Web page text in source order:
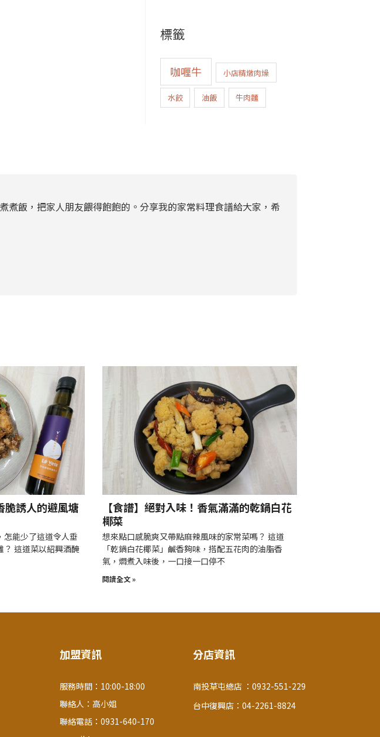
標籤
咖喱牛 小店精燉肉燥
水餃 油飯 牛肉麵
煮飯，把家人朋友餵得飽飽的。分享我的家常料理食譜給大家，希
脆誘人的避風塘
怎能少了這道令人垂
這道菜以紹興酒醃
【食譜】絕對入味！香氣滿滿的乾鍋白花
椰菜
想來點口感脆爽又帶點麻辣風味的家常菜嗎？ 這道
「乾鍋白花椰菜」鹹香夠味，搭配五花肉的油脂香
氣，燜煮入味後，一口接一口停不
閱讀全文 »
加盟資訊
服務時間：10:00-18:00
聯絡人：高小姐
聯絡電話：0931-640-170
分店資訊
南投草屯總店 ：0932-551-229
台中復興店：04-2261-8824